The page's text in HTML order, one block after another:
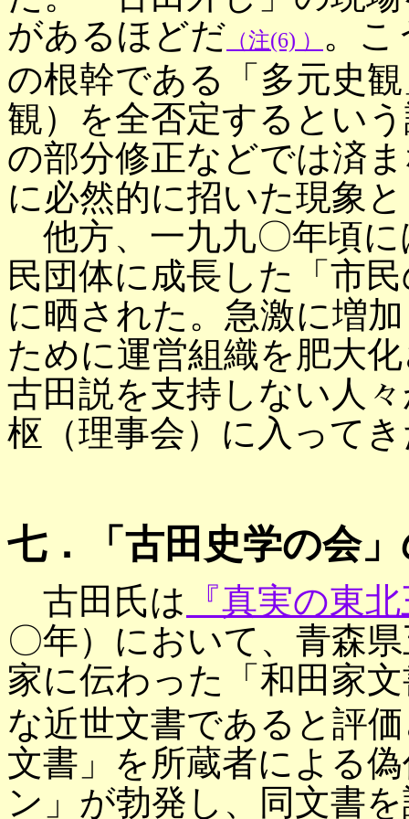
があるほどだ （注(6) ）
。こ
の根幹である「多元史
観）を全否定するとい
の部分修正などでは済
に必然的に招いた現象
他方、一九九〇年頃に
民団体に成長した「市
に晒された。急激に増
ために運営組織を肥大
古田説を支持しない人
枢（理事会）に入って
七．「古田史学の会
古田氏は 『真実の東
〇年）において、青森
家に伝わった「和田家
な近世文書であると評
文書」を所蔵者による
ン」が勃発し、同文書